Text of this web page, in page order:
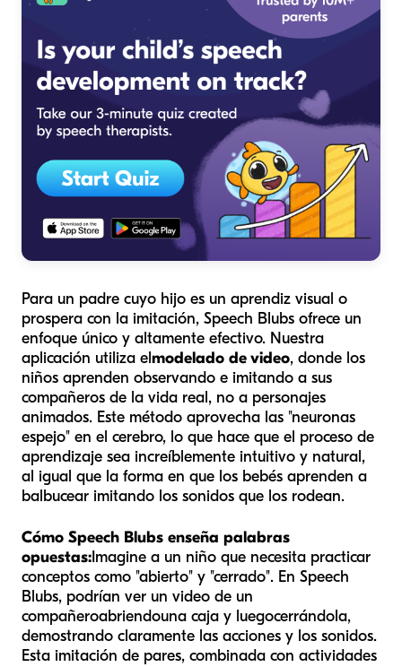
Para un padre cuyo hijo es un aprendiz visual o
prospera con la imitación, Speech Blubs ofrece un
enfoque único y altamente efectivo. Nuestra
aplicación utiliza elmodelado de video, donde los
niños aprenden observando e imitando a sus
compañeros de la vida real, no a personajes
animados. Este método aprovecha las "neuronas
espejo" en el cerebro, lo que hace que el proceso de
aprendizaje sea increíblemente intuitivo y natural,
al igual que la forma en que los bebés aprenden a
balbucear imitando los sonidos que los rodean.
Cómo Speech Blubs enseña palabras
opuestas: Imagine a un niño que necesita practicar
conceptos como "abierto" y "cerrado". En Speech
Blubs, podrían ver un video de un
compañeroabriendouna caja y luegocerrándola,
demostrando claramente las acciones y los sonidos.
Esta imitación de pares, combinada con actividades